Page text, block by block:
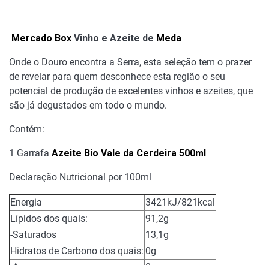
Meda
Mercado Box Vinho e Azeite de Meda
Onde o Douro encontra a Serra, esta seleção tem o prazer
de revelar para quem desconhece esta região o seu
potencial de produção de excelentes vinhos e azeites, que
são já degustados em todo o mundo.
Contém:
1 Garrafa Azeite Bio Vale da Cerdeira 500ml
Declaração Nutricional por 100ml
Energia
3421kJ/821kcal
Lípidos dos quais:
91,2g
-Saturados
13,1g
Hidratos de Carbono dos quais: 0g